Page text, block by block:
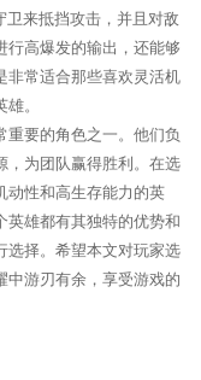
卫来抵挡攻击，并且对敌
行高爆发的输出，还能够
非常适合那些喜欢灵活机
。
重要的角色之一。他们负
，为团队赢得胜利。在选
动性和高生存能力的英
英雄都有其独特的优势和
选择。希望本文对玩家选
中游刃有余，享受游戏的